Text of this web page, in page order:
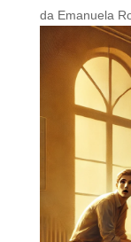
da Emanuela